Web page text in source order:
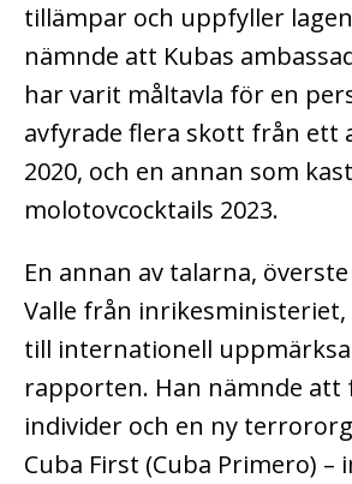
tillämpar och uppfyller
nämnde att Kubas
har varit måltavla för en
avfyrade flera skott från ett
2020, och en annan som
molotovcocktails 2023.
En annan av talarna,
Valle från
till internationell
rapporten. Han nämnde att
individer och en ny
Cuba First (Cuba Primero) –